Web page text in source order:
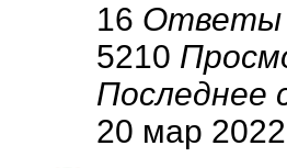
16 Ответы
5210
Последнее
20 мар